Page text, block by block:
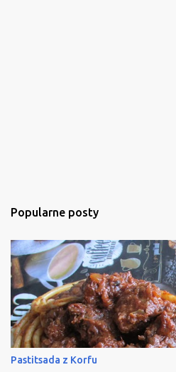
Popularne posty
Pastitsada z Korfu